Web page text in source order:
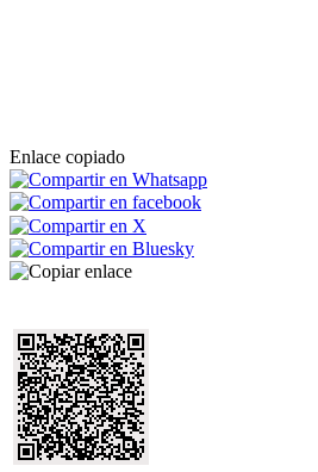
Enlace copiado